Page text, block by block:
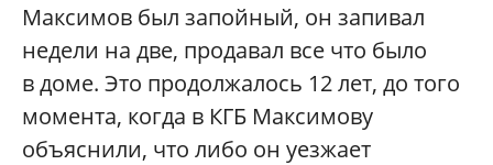
Максимов был запойный, он запивал
недели на две, продавал все что было
в доме. Это продолжалось 12 лет, до того
момента, когда в КГБ Максимову
объяснили, что либо он уезжает